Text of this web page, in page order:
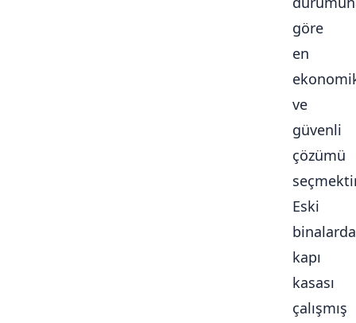
göre
en
ve
güvenli
çözümü
Eski
binalarda
kapı
kasası
çalışmış